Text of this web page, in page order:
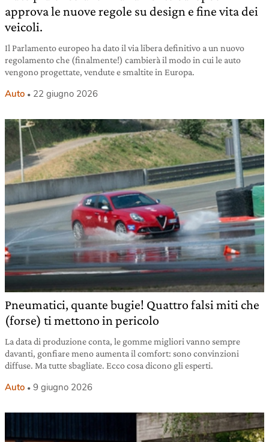
approva le nuove regole su design e fine vita dei
veicoli.
Il Parlamento europeo ha dato il via libera definitivo a un nuovo
regolamento che (finalmente!) cambierà il modo in cui le auto
vengono progettate, vendute e smaltite in Europa.
Auto 22 giugno 2026
Pneumatici, quante bugie! Quattro falsi miti che
(forse) ti mettono in pericolo
La data di produzione conta, le gomme migliori vanno sempre
davanti, gonfiare meno aumenta il comfort: sono convinzioni
diffuse. Ma tutte sbagliate. Ecco cosa dicono gli esperti.
Auto 9 giugno 2026